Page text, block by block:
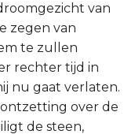
van
zegen van
te zullen
rechter tijd in
nu gaat verlaten.
over de
de steen,